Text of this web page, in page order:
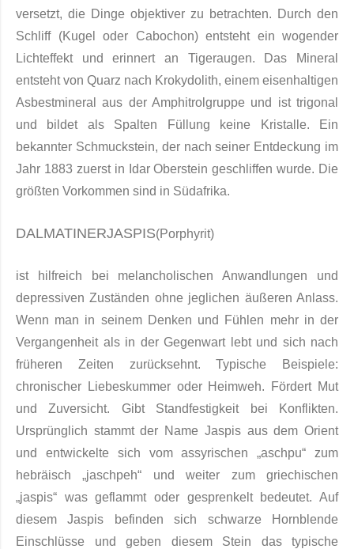
versetzt, die Dinge objektiver zu betrachten. Durch den
Schliff (Kugel oder Cabochon) entsteht ein wogender
Lichteffekt und erinnert an Tige­raugen. Das Mineral
entsteht von Quarz nach Krokydolith, einem eisenhaltigen
Asbestmineral aus der Amphitrol­gruppe und ist trigonal
und bildet als Spalten Füllung keine Kristalle. Ein
bekannter Schmuckstein, der nach seiner Entdeckung im
Jahr 1883 zuerst in Idar Oberstein geschliffen wur­de. Die
größten Vorkommen sind in Südafrika.
DALMATINERJASPIS(Porphyrit)
ist hilfreich bei melancholischen Anwandlungen und
depressiven Zuständen ohne jeglichen äußeren Anlass.
Wenn man in seinem Denken und Fühlen mehr in der
Vergangenheit als in der Gegenwart lebt und sich nach
früheren Zeiten zurücksehnt. Typische Beispiele:
chronischer Liebeskummer oder Heimweh. Fördert Mut
und Zuversicht. Gibt Standfestigkeit bei Konflikten.
Ursprünglich stammt der Name Jaspis aus dem Orient
und entwickelte sich vom assyrischen „aschpu“ zum
hebräisch „jaschpeh“ und weiter zum griechischen
„jaspis“ was geflammt oder gesprenkelt be­deutet. Auf
diesem Jaspis befinden sich schwarze Hornblende
Einschlüsse und geben diesem Stein das typische